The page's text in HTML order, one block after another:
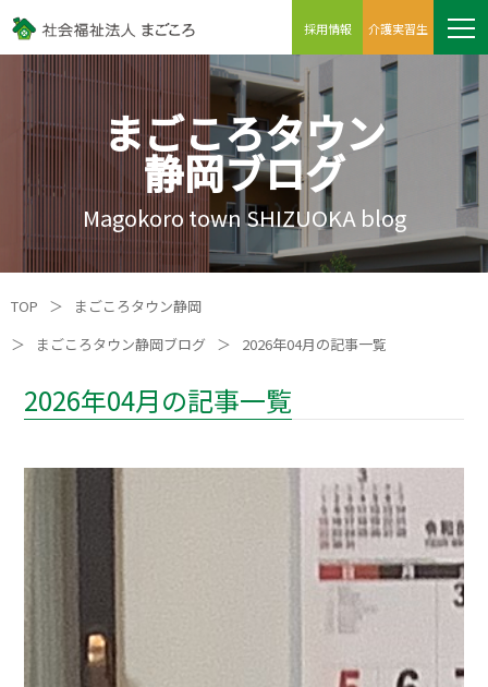
採用情報 介護実習生
まごころタウン
静岡ブログ
Magokoro town SHIZUOKA blog
TOP ＞
まごころタウン静岡
＞
まごころタウン静岡ブログ ＞ 2026年04月の記事一覧
2026年04月の記事一覧